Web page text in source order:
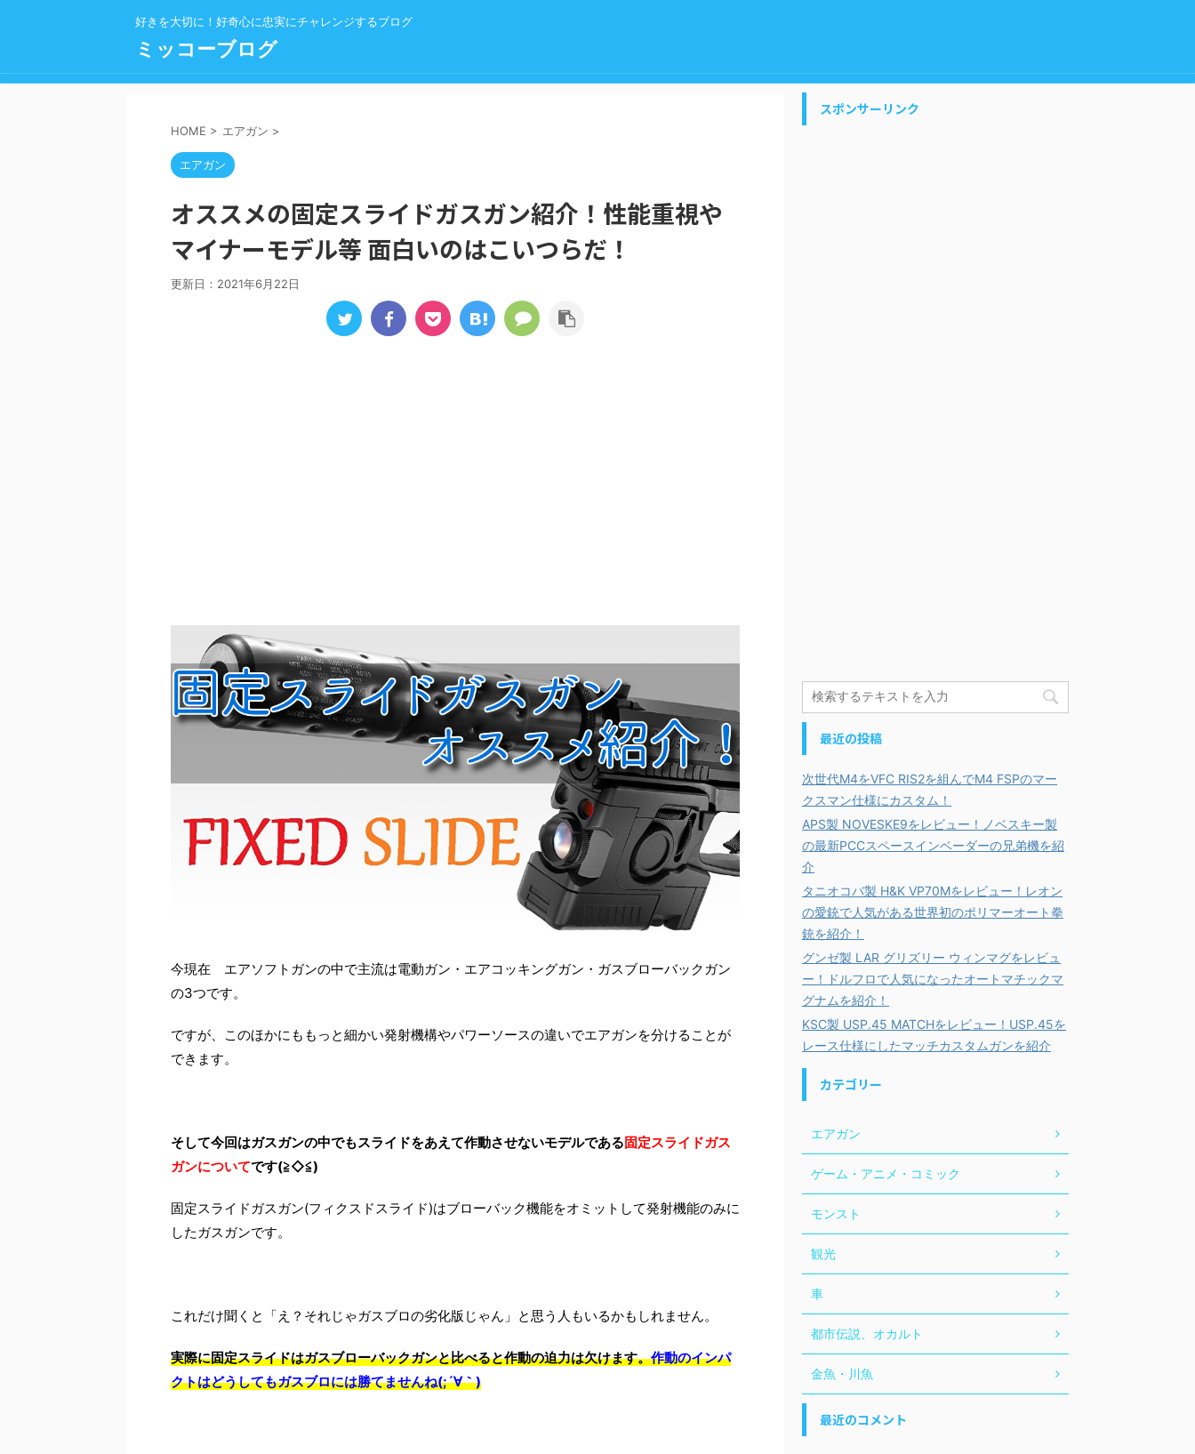
好きを大切に！好奇心に忠実にチャレンジするブログ
ミッコーブログ
HOME > エアガン >
エアガン
オススメの固定スライドガスガン紹介！性能重視や
マイナーモデル等 面白いのはこいつらだ！
更新日： 2021年6月22日
今現在 エアソフトガンの中で主流は電動ガン・エアコッキングガン・ガスブローバックガン
の3つです。
ですが、このほかにももっと細かい発射機構やパワーソースの違いでエアガンを分けることが
できます。
そして今回はガスガンの中でもスライドをあえて作動させないモデルである固定スライドガス
ガンについてです(≧◇≦)
固定スライドガスガン(フィクスドスライド)はブローバック機能をオミットして発射機能のみに
したガスガンです。
これだけ聞くと「え？それじゃガスブロの劣化版じゃん」と思う人もいるかもしれません。
実際に固定スライドはガスブローバックガンと比べると作動の迫力は欠けます。作動のインパ
クトはどうしてもガスブロには勝てませんね(;´∀｀)
スポンサーリンク
最近の投稿
次世代M4をVFC RIS2を組んでM4 FSPのマー
クスマン仕様にカスタム！
APS製 NOVESKE9をレビュー！ノベスキー製
の最新PCCスペースインベーダーの兄弟機を紹
介
タニオコバ製 H&K VP70Mをレビュー！レオン
の愛銃で人気がある世界初のポリマーオート拳
銃を紹介！
グンゼ製 LAR グリズリー ウィンマグをレビュ
ー！ドルフロで人気になったオートマチックマ
グナムを紹介！
KSC製 USP.45 MATCHをレビュー！USP.45を
レース仕様にしたマッチカスタムガンを紹介
カテゴリー
エアガン
ゲーム・アニメ・コミック
モンスト
観光
車
都市伝説、オカルト
金魚・川魚
最近のコメント